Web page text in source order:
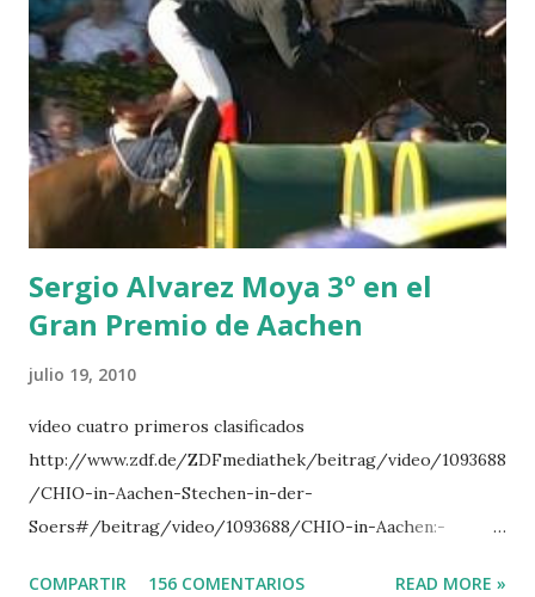
BREEN 9 JALLA DE GAVIERE -RAMZY AL DUHAMI 10
NOVEL -PHILIPPAERTS 3 triple 1 LATE NIGHT -LEVY 2 K
CLUB LADY -O’CONNOR 3 QUICK STUDY - HOUGH 4
LORENZO -AHLMANN 5 L’ESPOIR -GULLIKSEN 6
TOPINAMBOUR -LEPREVOST 7 WISCONSIN 111 -MOYA 8
INTERTOY Z - BRASH 9 HERALD –CORDON 10 SELDANA
DI CAMPALTO -SHARBATLY Vuelta Triunfal... el ganador
del Gran Premio en su vuelta de honor
Sergio Alvarez Moya 3º en el
Gran Premio de Aachen
julio 19, 2010
vídeo cuatro primeros clasificados
http://www.zdf.de/ZDFmediathek/beitrag/video/1093688
/CHIO-in-Aachen-Stechen-in-der-
Soers#/beitrag/video/1093688/CHIO-in-Aachen:-
COMPARTIR 156 COMENTARIOS READ MORE »